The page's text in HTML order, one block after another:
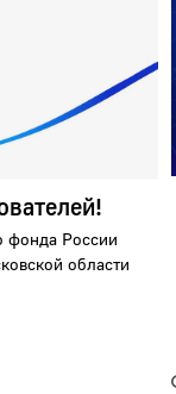
фонда России
области